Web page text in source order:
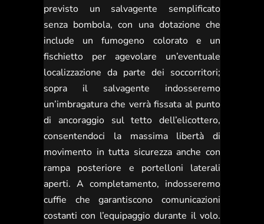
previsto un salvagente semplificato
senza bombola, con una dotazione che
include un fumogeno colorato e un
fischietto per agevolare un’eventuale
localizzazione da parte dei soccorritori;
sopra il salvagente indosseremo
un’imbragatura che verrà fissata al punto
di ancoraggio sul tetto dell’elicottero,
consentendoci la massima libertà di
movimento in tutta sicurezza anche con
rampa posteriore e portelloni laterali
aperti. A completamento, indosseremo
cuffie che garantiscono comunicazioni
costanti con l’equipaggio durante il volo.